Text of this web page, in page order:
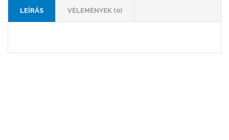
LEÍRÁS VÉLEMÉNYEK (0)